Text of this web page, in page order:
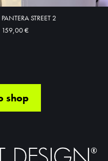
PANTERA STREET 2
159,00 €
shop